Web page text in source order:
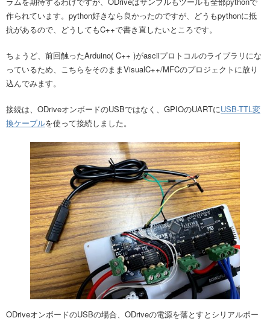
作られています。python好きなら良かったのですが、どうもpythonに抵
抗があるので、どうしてもC++で書き直したいところです。
ちょうど、前回触ったArduino( C++ )がasciiプロトコルのライブラリにな
っているため、こちらをそのままVisualC++/MFCのプロジェクトに放り
込んでみます。
接続は、ODriveオンボードのUSBではなく、GPIOのUARTにUSB-TTL変
換ケーブルを使って接続しました。
ODriveオンボードのUSBの場合、ODriveの電源を落とすとシリアルポー